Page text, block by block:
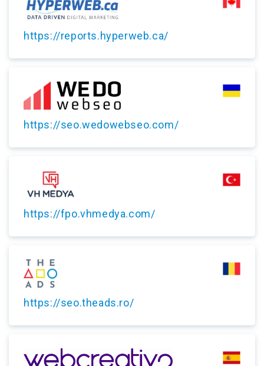
https://reports.hyperweb.ca/
https://seo.wedowebseo.com/
https://fpo.vhmedya.com/
https://seo.theads.ro/